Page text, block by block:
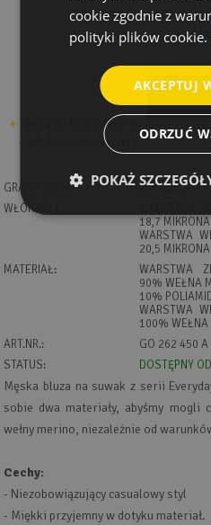
dodaj do listy zakupów
dodaj do porównania
GRAMATURA:
210 G/M2
WŁÓKNO:
18,7 MIKRONA
WARSTWA
20,5 MIKRONA
MATERIAŁ:
WARSTWA
90% WEŁNA
10%
WARSTWA
100% WEŁNA
ART.NR.:
GO 262 450
STATUS:
DOSTĘPNY
Męska bluza na suwak z serii
sobie dwa materiały, abyśmy mogli
wełny merino, niezależnie od
Cechy:
- Niezobowiązujący casualowy styl
- Miękki przyjemny w dotyku materiał.
cookie zgodnie z
polityki plików cookie.
AKCEPTUJ
ODRZUĆ
POKAŻ